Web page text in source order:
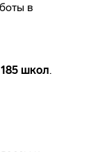
в
185 школ.